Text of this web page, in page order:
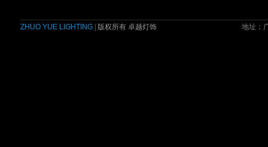
ZHUO YUE LIGHTING| 版权所有 卓越灯饰 地址：